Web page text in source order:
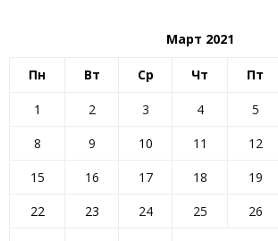
Март 2021
Пн Вт Ср Чт Пт
1 2 3 4 5
8
9 10 11 12
15
16 17 18 19
22
23 24 25 26